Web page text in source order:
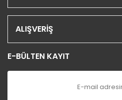
ALIŞVERİŞ
E-BÜLTEN KAYIT